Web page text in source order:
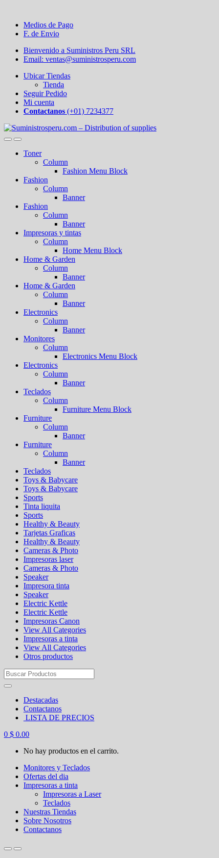
Medios de Pago
F. de Envio
Bienvenido a Suministros Peru SRL
Email: ventas@suministrosperu.com
Ubicar Tiendas
Tienda
Seguir Pedido
Mi cuenta
Contactanos (+01) 7234377
Toner
Column
Fashion Menu Block
Fashion
Column
Banner
Fashion
Column
Banner
Impresoras y tintas
Column
Home Menu Block
Home & Garden
Column
Banner
Home & Garden
Column
Banner
Electronics
Column
Banner
Monitores
Column
Electronics Menu Block
Electronics
Column
Banner
Teclados
Column
Furniture Menu Block
Furniture
Column
Banner
Furniture
Column
Banner
Teclados
Toys & Babycare
Toys & Babycare
Sports
Tinta liquita
Sports
Healthy & Beauty
Tarjetas Graficas
Healthy & Beauty
Cameras & Photo
Impresoras laser
Cameras & Photo
Speaker
Impresora tinta
Speaker
Electric Kettle
Electric Kettle
Impresoras Canon
View All Categories
Impresoras a tinta
View All Categories
Otros productos
Search
for:
Destacadas
Contactanos
LISTA DE PRECIOS
0 $ 0.00
No hay productos en el carrito.
Monitores y Teclados
Ofertas del dia
Impresoras a tinta
Impresoras a Laser
Teclados
Nuestras Tiendas
Sobre Nosotros
Contactanos